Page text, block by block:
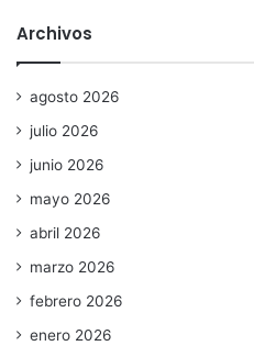
Archivos
agosto 2026
julio 2026
junio 2026
mayo 2026
abril 2026
marzo 2026
febrero 2026
enero 2026